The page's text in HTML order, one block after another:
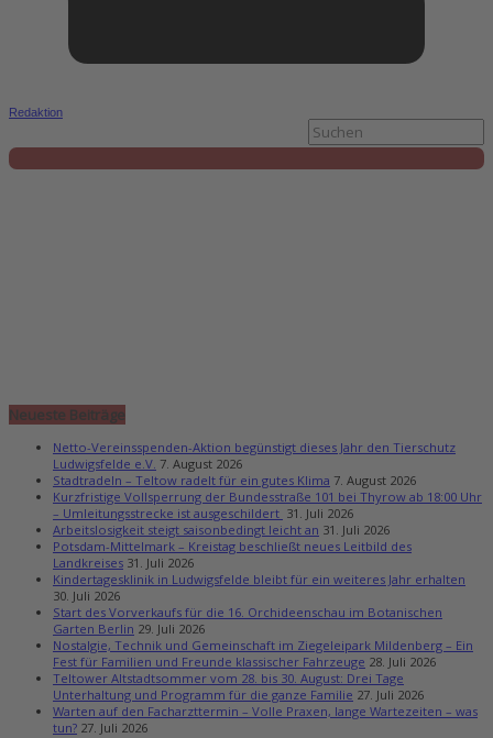
Redaktion
Neueste Beiträge
Netto-Vereinsspenden-Aktion begünstigt dieses Jahr den Tierschutz
Ludwigsfelde e.V. 7. August 2026
Stadtradeln – Teltow radelt für ein gutes Klima 7. August 2026
Kurzfristige Vollsperrung der Bundesstraße 101 bei Thyrow ab 18:00 Uhr
– Umleitungsstrecke ist ausgeschildert 31. Juli 2026
Arbeitslosigkeit steigt saisonbedingt leicht an 31. Juli 2026
Potsdam-Mittelmark – Kreistag beschließt neues Leitbild des
Landkreises 31. Juli 2026
Kindertagesklinik in Ludwigsfelde bleibt für ein weiteres Jahr erhalten
30. Juli 2026
Start des Vorverkaufs für die 16. Orchideenschau im Botanischen
Garten Berlin 29. Juli 2026
Nostalgie, Technik und Gemeinschaft im Ziegeleipark Mildenberg – Ein
Fest für Familien und Freunde klassischer Fahrzeuge 28. Juli 2026
Teltower Altstadtsommer vom 28. bis 30. August: Drei Tage
Unterhaltung und Programm für die ganze Familie 27. Juli 2026
Warten auf den Facharzttermin – Volle Praxen, lange Wartezeiten – was
tun? 27. Juli 2026